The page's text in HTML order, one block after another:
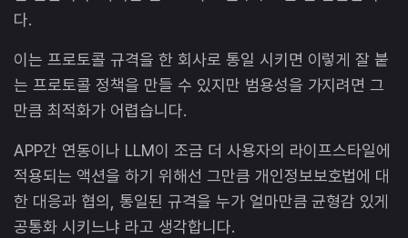
다.
이는 프로토콜 규격을 한 회사로 통일 시키면 이렇게 잘 붙
는 프로토콜 정책을 만들 수 있지만 범용성을 가지려면 그
만큼 최적화가 어렵습니다.
APP간 연동이나 LLM이 조금 더 사용자의 라이프스타일에
적용되는 액션을 하기 위해선 그만큼 개인정보보호법에 대
한 대응과 협의, 통일된 규격을 누가 얼마만큼 균형감 있게
공통화 시키느냐 라고 생각합니다.